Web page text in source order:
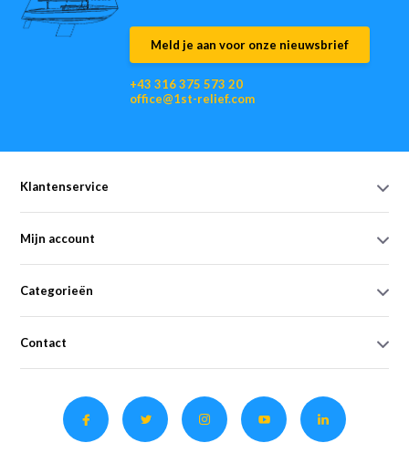
Meld je aan voor onze nieuwsbrief
+43 316 375 573 20
office@1st-relief.com
Klantenservice
Mijn account
Categorieën
Contact